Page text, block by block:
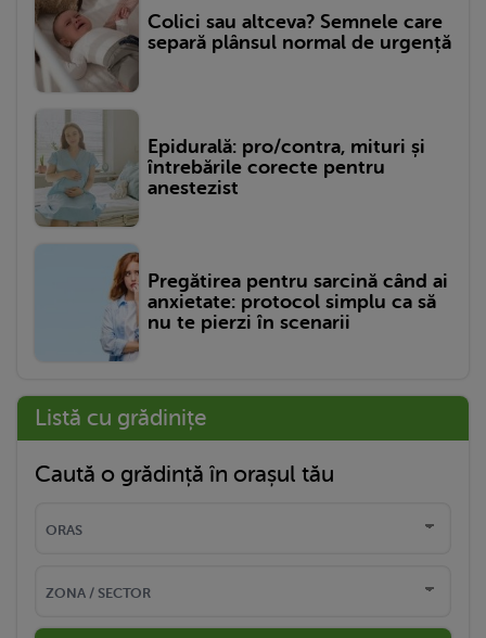
Colici sau altceva? Semnele care
separă plânsul normal de urgență
Epidurală: pro/contra, mituri și
întrebările corecte pentru
anestezist
Pregătirea pentru sarcină când ai
anxietate: protocol simplu ca să
nu te pierzi în scenarii
Listă cu grădinițe
Caută o grădință în orașul tău